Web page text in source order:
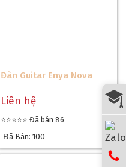
Đàn Guitar Enya Nova
Liên hệ
⭐⭐⭐⭐⭐ Đã bán 86
Đã Bán: 100